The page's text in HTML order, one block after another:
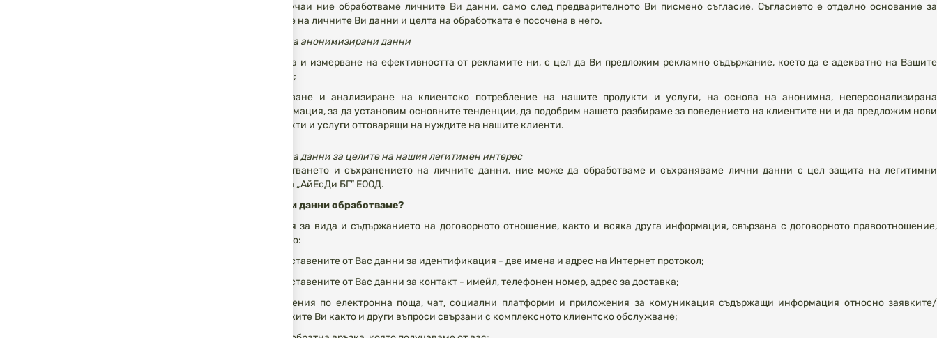
В някои случаи ние обработваме личните Ви данни, само след предварителното Ви писмено съгласие. Съгласието е отделно основание за
обработване на личните Ви данни и целта на обработката е посочена в него.
Обработка на анонимизирани данни
оценка и измерване на ефективността от рекламите ни, с цел да Ви предложим рекламно съдържание, което да е адекватно на Вашите
нужди;
проучване и анализиране на клиентско потребление на нашите продукти и услуги, на основа на анонимна, неперсонализирана
информация, за да установим основните тенденции, да подобрим нашето разбираме за поведението на клиентите ни и да предложим нови
продукти и услуги отговарящи на нуждите на нашите клиенти.
Обработка на данни за целите на нашия легитимен интерес
При обработването и съхранението на личните данни, ние може да обработваме и съхраняваме лични данни с цел защита на легитимни
интереси на „АйЕсДи БГ” ЕООД.
Какви лични данни обработваме?
Информация за вида и съдържанието на договорното отношение, както и всяка друга информация, свързана с договорното правоотношение,
включително:
предоставените от Вас данни за идентификация - две имена и адрес на Интернет протокол;
предоставените от Вас данни за контакт - имейл, телефонен номер, адрес за доставка;
съобщения по електронна поща, чат, социални платформи и приложения за комуникация съдържащи информация относно заявките/
покупките Ви както и други въпроси свързани с комплексното клиентско обслужване;